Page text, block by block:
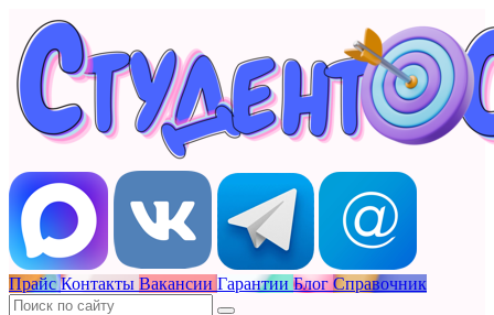
Прайс Контакты Вакансии Гарантии Блог Справочник